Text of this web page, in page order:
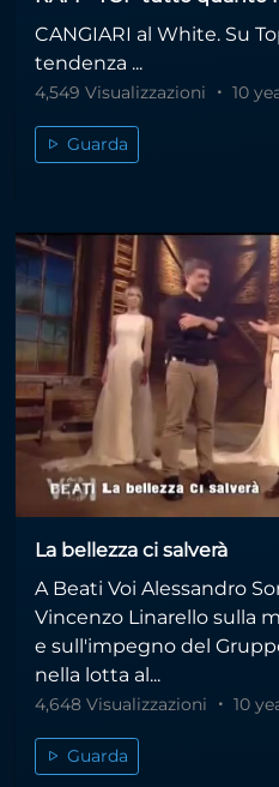
CANGIARI al White. Su
tendenza ...
4,549 Visualizzazioni 10
Guarda
La bellezza ci salverà
A Beati Voi Alessandro
Vincenzo Linarello sulla
e sull'impegno del
nella lotta al...
4,648 Visualizzazioni 10
Guarda